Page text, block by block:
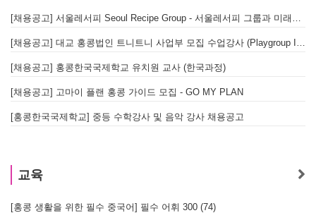
[채용공고] 서울레서피 Seoul Recipe Group - 서울레서피 그룹과 미래를 함께할 유능한 인재를 모십니다
[채용공고] 대교 홍콩법인 트니트니 사업부 모집 수업강사 (Playgroup Instructor)
[채용공고] 홍콩한국국제학교 유치원 교사 (한국과정)
[채용공고] 고마이 플랜 홍콩 가이드 모집 - GO MY PLAN
[홍콩한국국제학교] 중등 수학강사 및 음악 강사 채용공고
교육
[홍콩 생활을 위한 필수 중국어] 필수 어휘 300 (74)